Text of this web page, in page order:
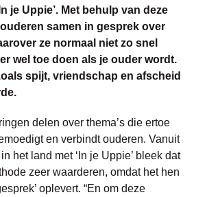
je Uppie’. Met behulp van deze
samen in gesprek over
ze normaal niet zo snel
wel toe doen als je ouder wordt.
spijt, vriendschap en afscheid
delen over thema’s die ertoe
en verbindt ouderen. Vanuit
het land met ‘In je Uppie’ bleek dat
zeer waarderen, omdat het hen
oplevert. “En om deze